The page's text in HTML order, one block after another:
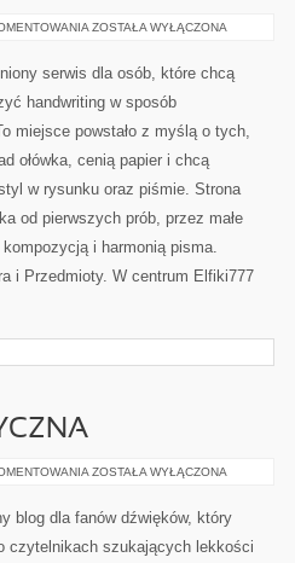
MARTWA
PRZEDMIOTY
ZOSTAŁA WYŁĄCZONA
serwis dla osób, które chcą
handwriting w sposób
miejsce powstało z myślą o tych,
ołówka, cenią papier i chcą
w rysunku oraz piśmie. Strona
od pierwszych prób, przez małe
i harmonią pisma.
i Przedmioty. W centrum Elfiki777
ZAGRANICZNA
ZOSTAŁA WYŁĄCZONA
blog dla fanów dźwięków, który
czytelnikach szukających lekkości